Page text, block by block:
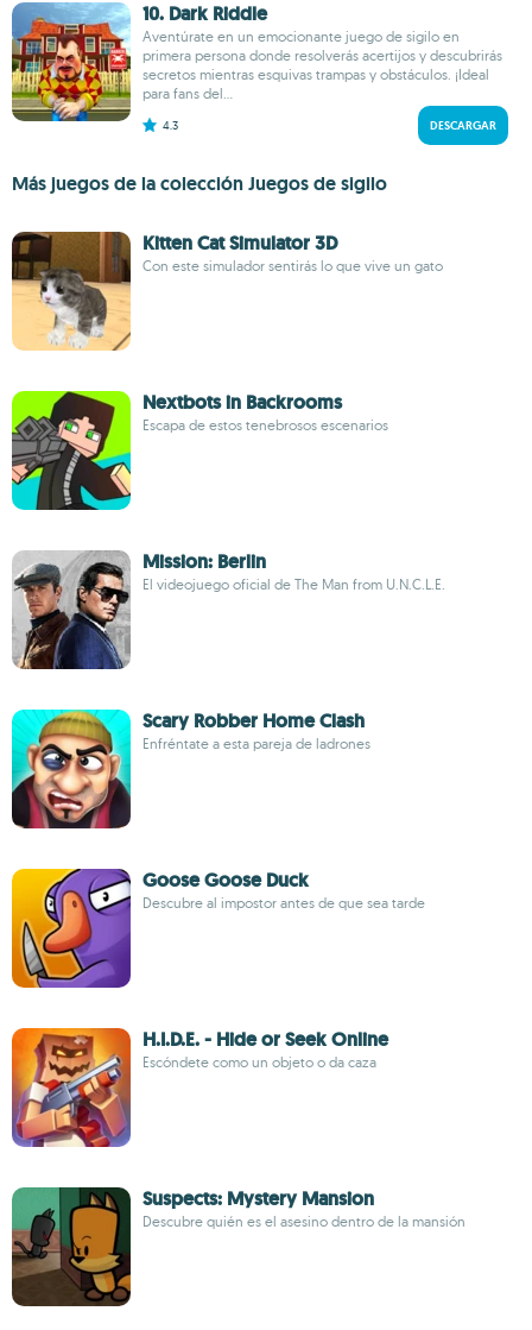
10. Dark Riddle
Aventúrate en un emocionante juego de sigilo en
primera persona donde resolverás acertijos y descubrirás
secretos mientras esquivas trampas y obstáculos. ¡Ideal
para fans del...
4.3 DESCARGAR
Más juegos de la colección Juegos de sigilo
Kitten Cat Simulator 3D
Con este simulador sentirás lo que vive un gato
Nextbots in Backrooms
Escapa de estos tenebrosos escenarios
Mission: Berlin
El videojuego oficial de The Man from U.N.C.L.E.
Scary Robber Home Clash
Enfréntate a esta pareja de ladrones
Goose Goose Duck
Descubre al impostor antes de que sea tarde
H.I.D.E. - Hide or Seek Online
Escóndete como un objeto o da caza
Suspects: Mystery Mansion
Descubre quién es el asesino dentro de la mansión